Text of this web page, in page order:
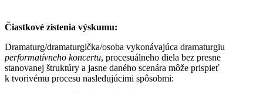
Čiastkové zistenia výskumu:
Dramaturg/dramaturgička/osoba vykonávajúca dramaturgiu
performatívneho koncertu, procesuálneho diela bez presne
stanovanej štruktúry a jasne daného scenára môže prispieť
k tvorivému procesu nasledujúcimi spôsobmi: